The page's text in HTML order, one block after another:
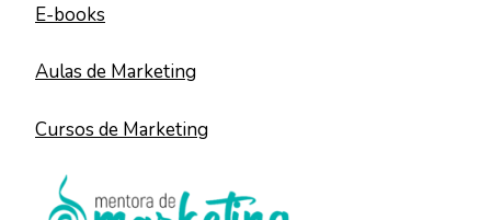
E-books
Aulas de Marketing
Cursos de Marketing